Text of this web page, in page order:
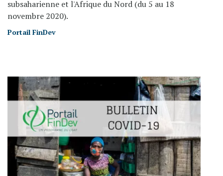
subsaharienne et l'Afrique du Nord (du 5 au 18
novembre 2020).
Portail FinDev